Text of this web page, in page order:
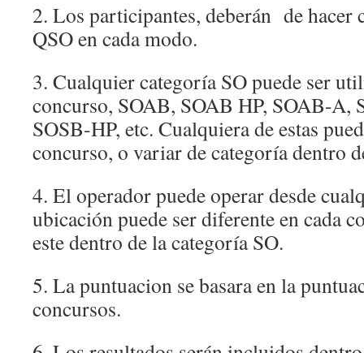
2. Los participantes, deberán de
QSO en cada modo.
3. Cualquier categoría SO puede ser
concurso, SOAB, SOAB HP, SOAB-A,
SOSB-HP, etc. Cualquiera de estas
concurso, o variar de categoría dentro
4. El operador puede operar desde
ubicación puede ser diferente en cada
este dentro de la categoría SO.
5. La puntuacion se basara en la
concursos.